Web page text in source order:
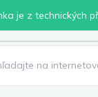
je z technických